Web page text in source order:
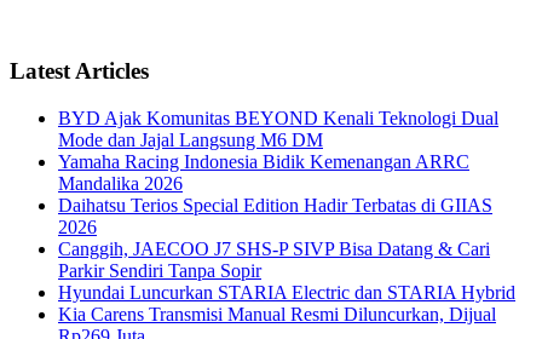
Latest Articles
BYD Ajak Komunitas BEYOND Kenali Teknologi Dual
Mode dan Jajal Langsung M6 DM
Yamaha Racing Indonesia Bidik Kemenangan ARRC
Mandalika 2026
Daihatsu Terios Special Edition Hadir Terbatas di GIIAS
2026
Canggih, JAECOO J7 SHS-P SIVP Bisa Datang & Cari
Parkir Sendiri Tanpa Sopir
Hyundai Luncurkan STARIA Electric dan STARIA Hybrid
Kia Carens Transmisi Manual Resmi Diluncurkan, Dijual